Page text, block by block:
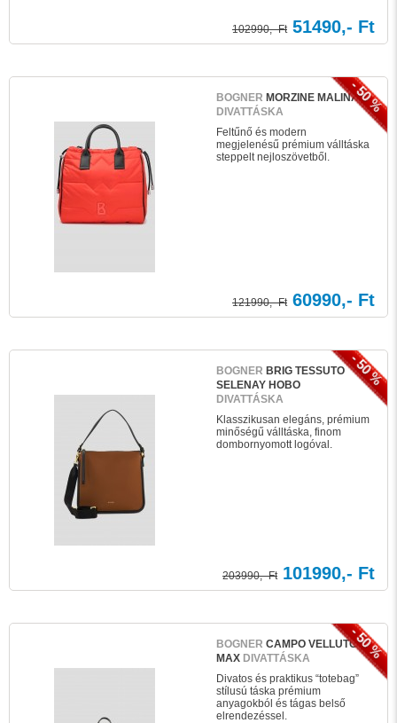
102990,- Ft 51490,- Ft
- 50 %
BOGNER MORZINE MALINA
DIVATTÁSKA
Feltűnő és modern
megjelenésű prémium válltáska
steppelt nejloszövetből.
121990,- Ft 60990,- Ft
- 50 %
BOGNER BRIG TESSUTO
SELENAY HOBO
DIVATTÁSKA
Klasszikusan elegáns, prémium
minőségű válltáska, finom
dombornyomott logóval.
203990,- Ft 101990,- Ft
- 50 %
BOGNER CAMPO VELLUTO
MAX DIVATTÁSKA
Divatos és praktikus “totebag”
stílusú táska prémium
anyagokból és tágas belső
elrendezéssel.